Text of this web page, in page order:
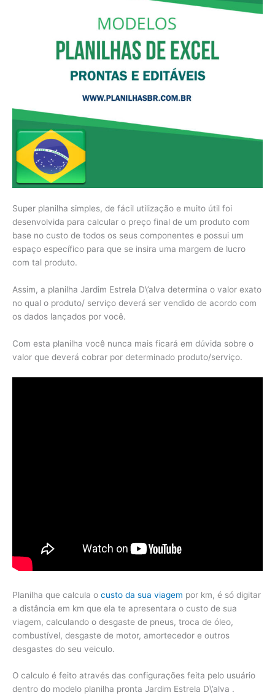
Super planilha simples, de fácil utilização e muito útil foi
desenvolvida para calcular o preço final de um produto com
base no custo de todos os seus componentes e possui um
espaço específico para que se insira uma margem de lucro
com tal produto.
Assim, a planilha Jardim Estrela D\’alva determina o valor exato
no qual o produto/ serviço deverá ser vendido de acordo com
os dados lançados por você.
Com esta planilha você nunca mais ficará em dúvida sobre o
valor que deverá cobrar por determinado produto/serviço.
Planilha que calcula o custo da sua viagem por km, é só digitar
a distância em km que ela te apresentara o custo de sua
viagem, calculando o desgaste de pneus, troca de óleo,
combustível, desgaste de motor, amortecedor e outros
desgastes do seu veiculo.
O calculo é feito através das configurações feita pelo usuário
dentro do modelo planilha pronta Jardim Estrela D\’alva .